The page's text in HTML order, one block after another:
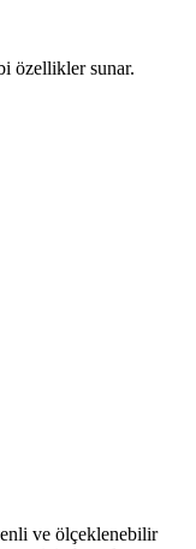
özellikler sunar.
ve ölçeklenebilir